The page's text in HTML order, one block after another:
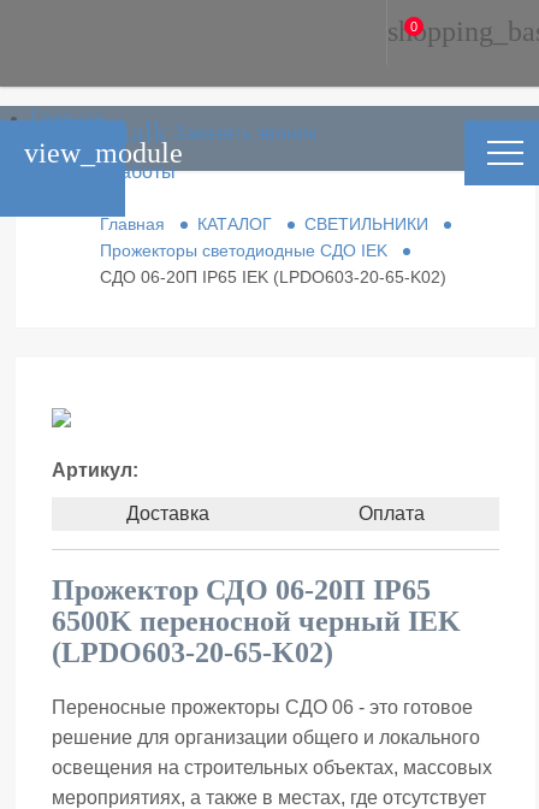
phone_in_talk Заказать звонок
Главная
Каталог
Условия работы
0
Главная КАТАЛОГ
СВЕТИЛЬНИКИ
Прожекторы светодиодные СДО IEK
СДО 06-20П IP65 IEK (LPDO603-20-65-K02)
Артикул:
Доставка Оплата
Прожектор СДО 06-20П IP65
6500K переносной черный IEK
(LPDO603-20-65-K02)
Переносные прожекторы СДО 06 - это готовое
решение для организации общего и локального
освещения на строительных объектах, массовых
мероприятиях, а также в местах, где отсутствует
view_module